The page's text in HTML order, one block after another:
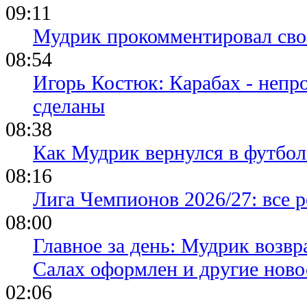
09:11
Мудрик прокомментировал
08:54
Игорь Костюк: Карабах -
сделаны
08:38
Как Мудрик вернулся в
08:16
Лига Чемпионов 2026/27: все
08:00
Главное за день: Мудрик
Салах оформлен и другие
02:06